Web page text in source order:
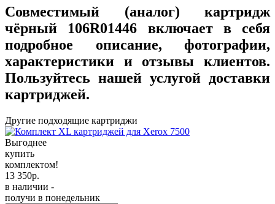
Совместимый (аналог) картридж
чёрный 106R01446 включает в себя
подробное описание, фотографии,
характеристики и отзывы клиентов.
Пользуйтесь нашей услугой доставки
картриджей.
Другие подходящие картриджи
Выгоднее
купить
комплектом!
13 350р.
в наличии -
получи в понедельник